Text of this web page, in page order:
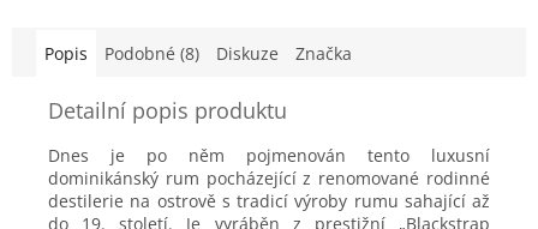
Popis Podobné (8) Diskuze Značka
Detailní popis produktu
Dnes je po něm pojmenován tento luxusní
dominikánský rum pocházející z renomované rodinné
destilerie na ostrově s tradicí výroby rumu sahající až
do 19. století. Je vyráběn z prestižní „Blackstrap